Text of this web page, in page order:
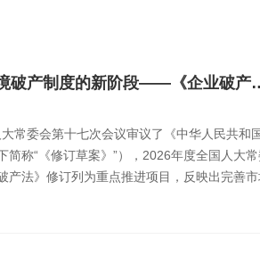
从原则到体系：中国跨境破
常委会第十七次会议审议了《中华人民共和
简称“《修订草案》”），2026年度全国人大
产法》修订列为重点推进项目，反映出完善市
...